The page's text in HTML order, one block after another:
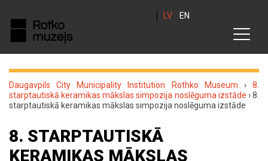
LV EN
Daugavpils City Municipality Institution Rothko Museum ›8.
starptautiskā keramikas mākslas simpozija noslēguma izstāde ›8.
starptautiskā keramikas mākslas simpozija noslēguma izstāde
8. STARPTAUTISKĀ
KERAMIKAS MĀKSLAS